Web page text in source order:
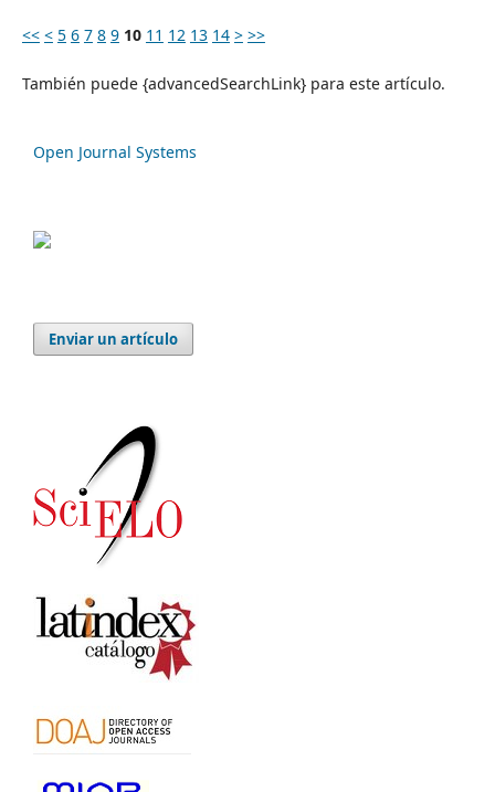
<< < 5 6 7 8 9 10 11 12 13 14 > >>
También puede {advancedSearchLink} para este artículo.
Open Journal Systems
Enviar un artículo